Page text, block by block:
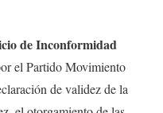
de Inconformidad
el Partido Movimiento
de validez de la